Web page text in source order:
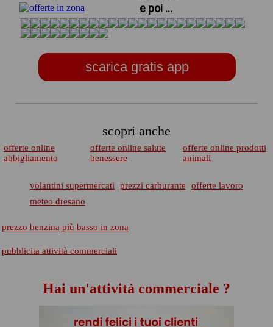
e poi ...
scarica gratis app
scopri anche
offerte online
abbigliamento
offerte online salute
benessere
offerte online prodotti
animali
volantini supermercati prezzi carburante
offerte lavoro
meteo dresano
prezzo benzina più basso in zona
pubblicita attività commerciali
Hai un'attività commerciale ?